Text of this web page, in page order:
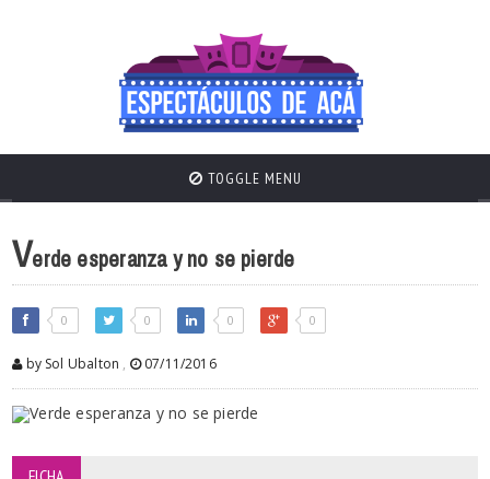
TOGGLE MENU
Verde esperanza y no se pierde
0 0 0 0
by Sol Ubalton , 07/11/2016